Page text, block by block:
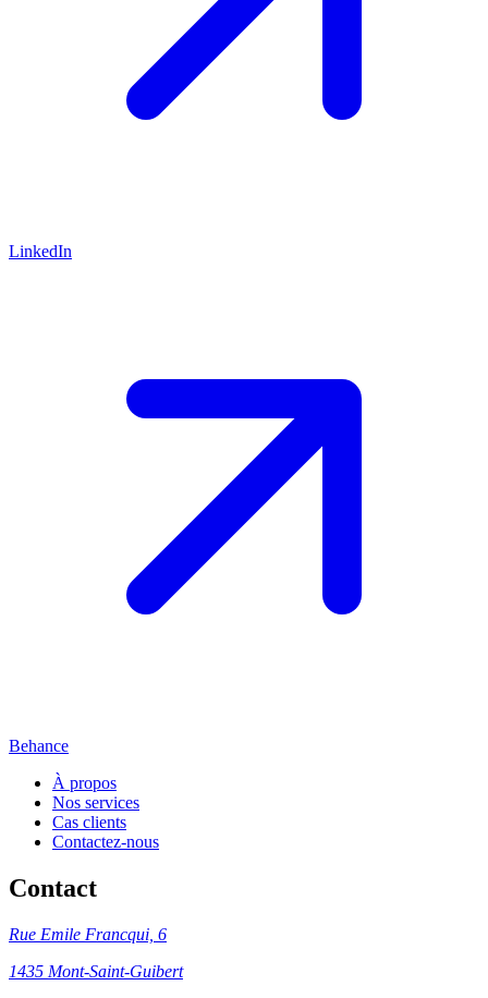
LinkedIn
Behance
À propos
Nos services
Cas clients
Contactez-nous
Contact
Rue Emile Francqui, 6
1435 Mont-Saint-Guibert